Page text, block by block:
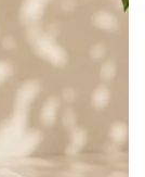
dorințe